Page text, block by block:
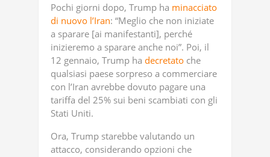
Pochi giorni dopo, Trump ha minacciato
di nuovo l’Iran: “Meglio che non iniziate
a sparare [ai manifestanti], perché
inizieremo a sparare anche noi”. Poi, il
12 gennaio, Trump ha decretato che
qualsiasi paese sorpreso a commerciare
con l’Iran avrebbe dovuto pagare una
tariffa del 25% sui beni scambiati con gli
Stati Uniti.
Ora, Trump starebbe valutando un
attacco, considerando opzioni che